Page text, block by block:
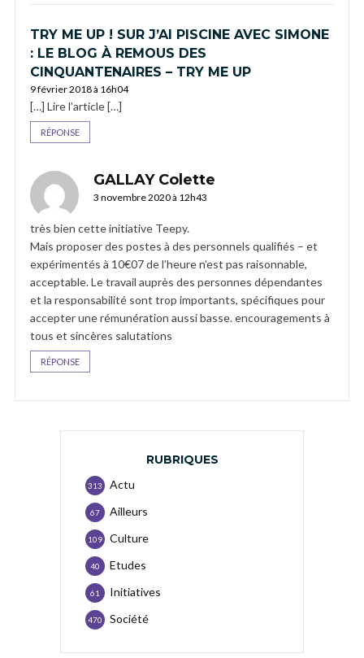
TRY ME UP ! SUR J’AI PISCINE AVEC SIMONE
: LE BLOG À REMOUS DES
CINQUANTENAIRES – TRY ME UP
9 février 2018 à 16h04
[…] Lire l’article […]
RÉPONSE
GALLAY Colette
3 novembre 2020 à 12h43
très bien cette initiative Teepy.
Mais proposer des postes à des personnels qualifiés – et
expérimentés à 10€07 de l’heure n’est pas raisonnable,
acceptable. Le travail auprès des personnes dépendantes
et la responsabilité sont trop importants, spécifiques pour
accepter une rémunération aussi basse. encouragements à
tous et sincères salutations
RÉPONSE
RUBRIQUES
Actu
313
Ailleurs
67
Culture
109
Etudes
40
Initiatives
61
Société
470